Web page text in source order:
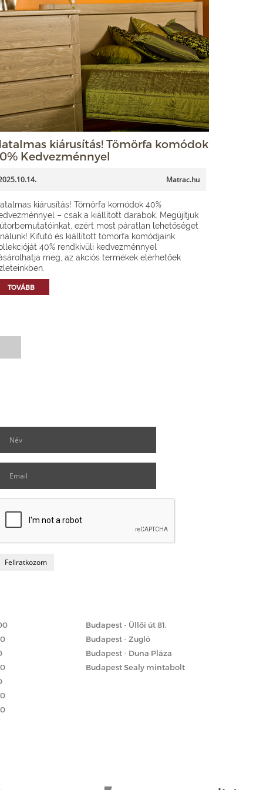
kiárusítás! Tömörfa komódok
Kedvezménnyel
Matrac.hu
kiárusítás! Tömörfa komódok 40%
– csak a kiállított darabok. Megújítjuk
ezért most páratlan lehetőséget
Kifutó és kiállított tömörfa komódjaink
40% rendkívüli kedvezménnyel
meg, az akciós termékek elérhetőek
TOVÁBB
Budapest - Üllői út 81.
Budapest - Zugló
Budapest - Duna Pláza
Budapest Sealy mintabolt